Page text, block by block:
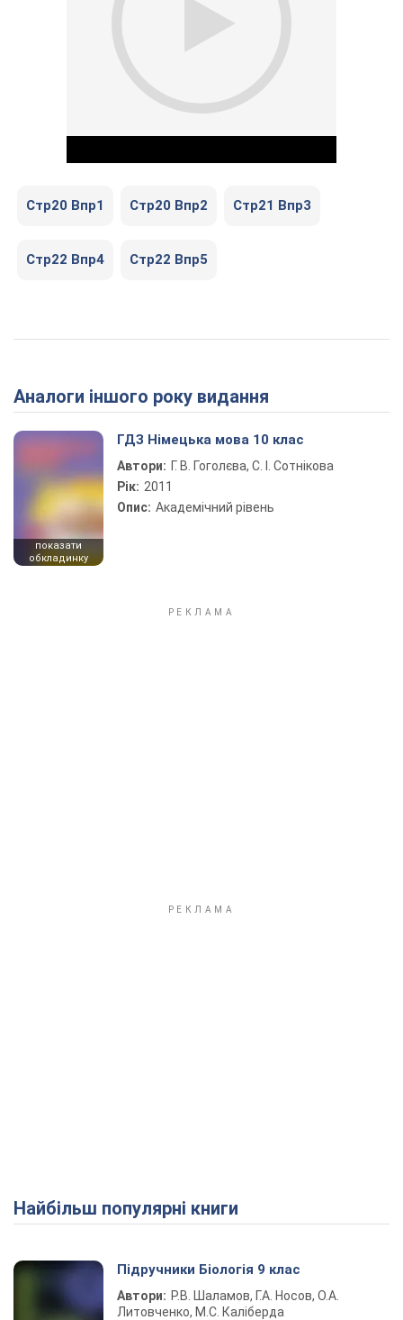
Play Video
Стр20 Впр1 Стр20 Впр2 Стр21 Впр3
Стр22 Впр4 Стр22 Впр5
Аналоги іншого року видання
показати
обкладинку
ГДЗ Німецька мова 10 клас
Автори: Г. В. Гоголєва, С. І. Сотнікова
Рік: 2011
Опис: Академічний рівень
Найбільш популярні книги
Підручники Біологія 9 клас
Автори: Р.В. Шаламов, Г.А. Носов, О.А.
Литовченко, М.С. Каліберда